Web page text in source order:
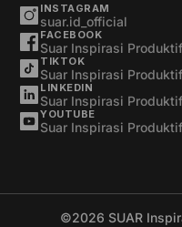
INSTAGRAM
suar.id_official
FACEBOOK
Suar Inspirasi Produktif
TIKTOK
Suar Inspirasi Produktif
LINKEDIN
Suar Inspirasi Produktif
YOUTUBE
Suar Inspirasi Produktif
©2026 SUAR